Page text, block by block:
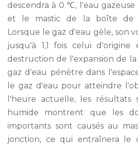
descendra à 0 ℃, l'eau
et le mastic de la boîte de
Lorsque le gaz d'eau gèle, son
jusqu'à 1,1 fois celui
destruction de l'expansion de
gaz d'eau pénètre dans
le gaz d'eau pour atteindre
l'heure actuelle, les résultats
humide montrent que les
importants sont causés au
jonction, ce qui entraînera le